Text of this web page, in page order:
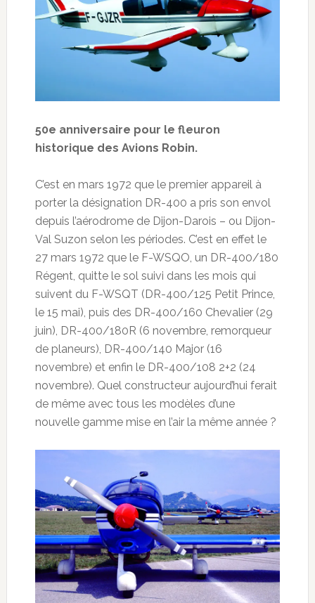
50e anniversaire pour le fleuron
historique des Avions Robin.
C’est en mars 1972 que le premier appareil à
porter la désignation DR-400 a pris son envol
depuis l’aérodrome de Dijon-Darois – ou Dijon-
Val Suzon selon les périodes. C’est en effet le
27 mars 1972 que le F-WSQO, un DR-400/180
Régent, quitte le sol suivi dans les mois qui
suivent du F-WSQT (DR-400/125 Petit Prince,
le 15 mai), puis des DR-400/160 Chevalier (29
juin), DR-400/180R (6 novembre, remorqueur
de planeurs), DR-400/140 Major (16
novembre) et enfin le DR-400/108 2+2 (24
novembre). Quel constructeur aujourd’hui ferait
de même avec tous les modèles d’une
nouvelle gamme mise en l’air la même année ?